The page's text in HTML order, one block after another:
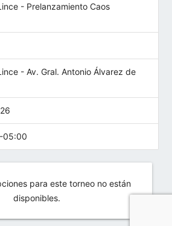
- Prelanzamiento Caos
- Av. Gral. Antonio Álvarez de
05:00
para este torneo no están
disponibles.